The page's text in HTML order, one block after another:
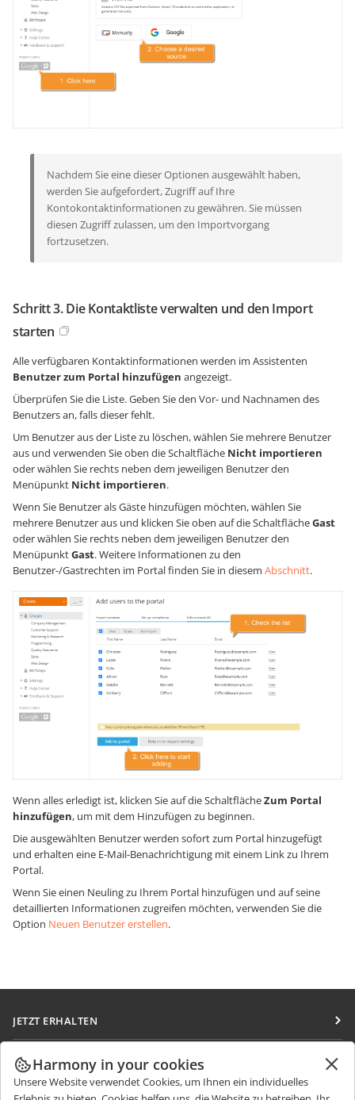
Nachdem Sie eine dieser Optionen ausgewählt haben,
werden Sie aufgefordert, Zugriff auf Ihre
Kontokontaktinformationen zu gewähren. Sie müssen
diesen Zugriff zulassen, um den Importvorgang
fortzusetzen.
Schritt 3. Die Kontaktliste verwalten und den Import
starten
Alle verfügbaren Kontaktinformationen werden im Assistenten
Benutzer zum Portal hinzufügen angezeigt.
Überprüfen Sie die Liste. Geben Sie den Vor- und Nachnamen des
Benutzers an, falls dieser fehlt.
Um Benutzer aus der Liste zu löschen, wählen Sie mehrere Benutzer
aus und verwenden Sie oben die Schaltfläche Nicht importieren
oder wählen Sie rechts neben dem jeweiligen Benutzer den
Menüpunkt Nicht importieren.
Wenn Sie Benutzer als Gäste hinzufügen möchten, wählen Sie
mehrere Benutzer aus und klicken Sie oben auf die SchaltflächeGast
oder wählen Sie rechts neben dem jeweiligen Benutzer den
MenüpunktGast. Weitere Informationen zu den
Benutzer-/Gastrechten im Portal finden Sie in diesem Abschnitt.
Wenn alles erledigt ist, klicken Sie auf die SchaltflächeZum Portal
hinzufügen, um mit dem Hinzufügen zu beginnen.
Die ausgewählten Benutzer werden sofort zum Portal hinzugefügt
und erhalten eine E-Mail-Benachrichtigung mit einem Link zu Ihrem
Portal.
Wenn Sie einen Neuling zu Ihrem Portal hinzufügen und auf seine
detaillierten Informationen zugreifen möchten, verwenden Sie die
Option Neuen Benutzer erstellen.
JETZT ERHALTEN
Docs
DocSpace
ZUSAMMENARBEITEN
Für Mitwirkende
NACHRICHTEN ERHALTEN
Harmony in your cookies
Unsere Website verwendet Cookies, um Ihnen ein individuelles